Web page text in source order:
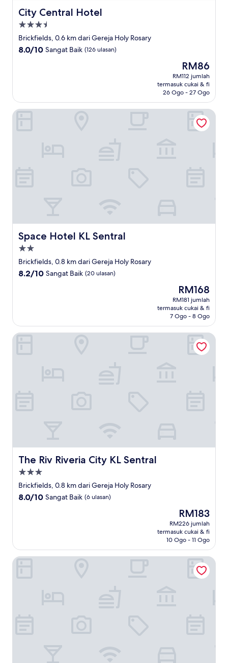
City Central Hotel
City Central Hotel
Hartanah
3.5
bintang
Brickfields, 0.6 km dari Gereja Holy Rosary
8.0
ulasan)
8.0/10 Sangat Baik (126 ulasan)
Harga
ialah
RM86
RM86
RM112 jumlah
termasuk cukai & fi
26 Ogo - 27 Ogo
Space Hotel KL Sentral
Space Hotel KL Sentral
Hartanah
2.0
bintang
Brickfields, 0.8 km dari Gereja Holy Rosary
8.2
ulasan)
8.2/10 Sangat Baik (20 ulasan)
Harga
ialah
RM168
RM168
RM181 jumlah
termasuk cukai & fi
7 Ogo - 8 Ogo
Space Hotel KL Sentral
The Riv Riveria City KL Sentral
The Riv Riveria City KL Sentral
Hartanah
3.0
bintang
Brickfields, 0.8 km dari Gereja Holy Rosary
8.0
ulasan)
8.0/10 Sangat Baik (6 ulasan)
Harga
ialah
RM183
RM183
RM226 jumlah
termasuk cukai & fi
10 Ogo - 11 Ogo
The Riv Riveria City KL Sentral
Easy Hotel Kl Sentral